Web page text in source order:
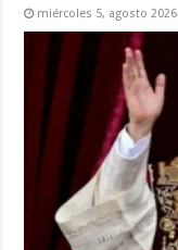
miércoles 5, agosto 2026